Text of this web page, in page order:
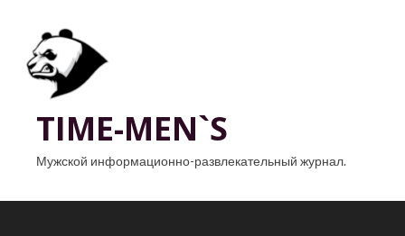
TIME-MEN`S
Мужской информационно-развлекательный журнал.